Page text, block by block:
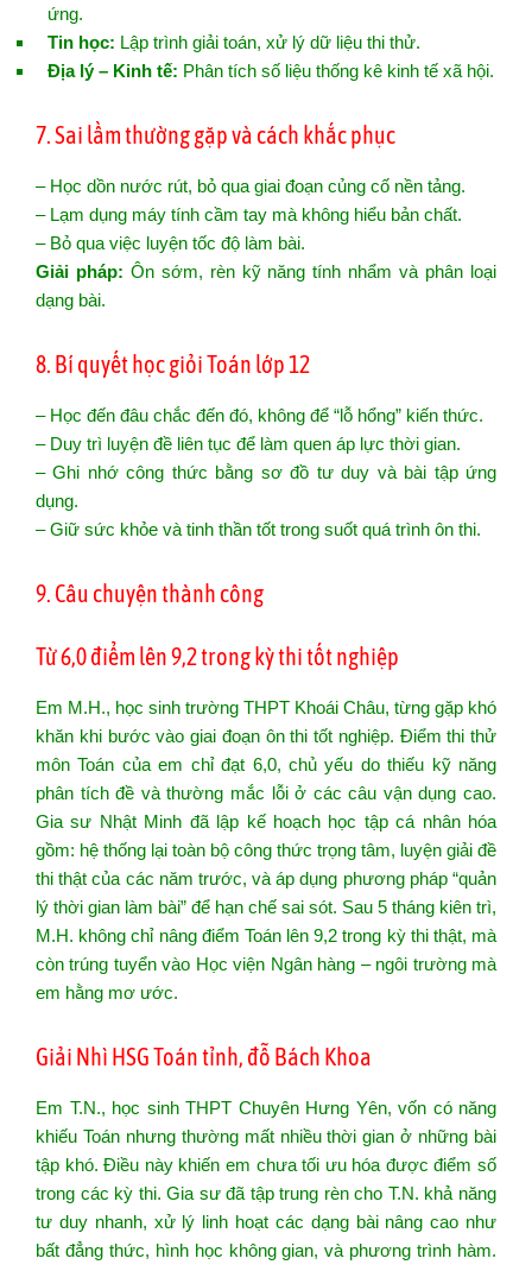
ứng.
Tin học: Lập trình giải toán, xử lý dữ liệu thi thử.
Địa lý – Kinh tế: Phân tích số liệu thống kê kinh tế xã hội.
7. Sai lầm thường gặp và cách khắc phục
– Học dồn nước rút, bỏ qua giai đoạn củng cố nền tảng.
– Lạm dụng máy tính cầm tay mà không hiểu bản chất.
– Bỏ qua việc luyện tốc độ làm bài.
Giải pháp: Ôn sớm, rèn kỹ năng tính nhẩm và phân loại
dạng bài.
8. Bí quyết học giỏi Toán lớp 12
– Học đến đâu chắc đến đó, không để “lỗ hổng” kiến thức.
– Duy trì luyện đề liên tục để làm quen áp lực thời gian.
– Ghi nhớ công thức bằng sơ đồ tư duy và bài tập ứng
dụng.
– Giữ sức khỏe và tinh thần tốt trong suốt quá trình ôn thi.
9. Câu chuyện thành công
Từ 6,0 điểm lên 9,2 trong kỳ thi tốt nghiệp
Em M.H., học sinh trường THPT Khoái Châu, từng gặp khó
khăn khi bước vào giai đoạn ôn thi tốt nghiệp. Điểm thi thử
môn Toán của em chỉ đạt 6,0, chủ yếu do thiếu kỹ năng
phân tích đề và thường mắc lỗi ở các câu vận dụng cao.
Gia sư Nhật Minh đã lập kế hoạch học tập cá nhân hóa
gồm: hệ thống lại toàn bộ công thức trọng tâm, luyện giải đề
thi thật của các năm trước, và áp dụng phương pháp “quản
lý thời gian làm bài” để hạn chế sai sót. Sau 5 tháng kiên trì,
M.H. không chỉ nâng điểm Toán lên 9,2 trong kỳ thi thật, mà
còn trúng tuyển vào Học viện Ngân hàng – ngôi trường mà
em hằng mơ ước.
Giải Nhì HSG Toán tỉnh, đỗ Bách Khoa
Em T.N., học sinh THPT Chuyên Hưng Yên, vốn có năng
khiếu Toán nhưng thường mất nhiều thời gian ở những bài
tập khó. Điều này khiến em chưa tối ưu hóa được điểm số
trong các kỳ thi. Gia sư đã tập trung rèn cho T.N. khả năng
tư duy nhanh, xử lý linh hoạt các dạng bài nâng cao như
bất đẳng thức, hình học không gian, và phương trình hàm.